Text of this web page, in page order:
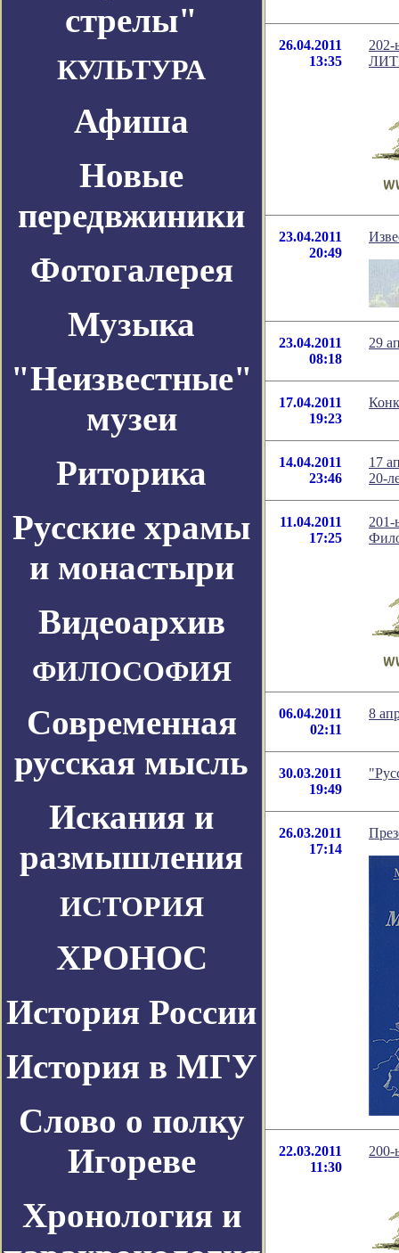
стрелы"
КУЛЬТУРА
Афиша
Новые
передвжиники
Фотогалерея
Музыка
"Неизвестные"
музеи
Риторика
Русские храмы
и монастыри
Видеоархив
ФИЛОСОФИЯ
Современная
русская мысль
Искания и
размышления
ИСТОРИЯ
ХРОНОС
История России
История в МГУ
Слово о полку
Игореве
Хронология и
26.04.2011
13:35
202-
23.04.2011
20:49
23.04.2011
08:18
29
17.04.2011
19:23
14.04.2011
23:46
17
20-
11.04.2011
17:25
201-
06.04.2011
02:11
8
30.03.2011
19:49
26.03.2011
17:14
22.03.2011
11:30
200-